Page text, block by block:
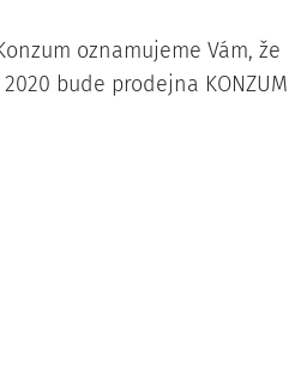
oznamujeme Vám, že
bude prodejna KONZUM